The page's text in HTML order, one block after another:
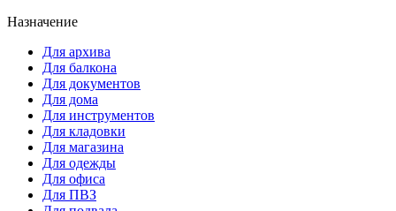
Назначение
Для архива
Для балкона
Для документов
Для дома
Для инструментов
Для кладовки
Для магазина
Для одежды
Для офиса
Для ПВЗ